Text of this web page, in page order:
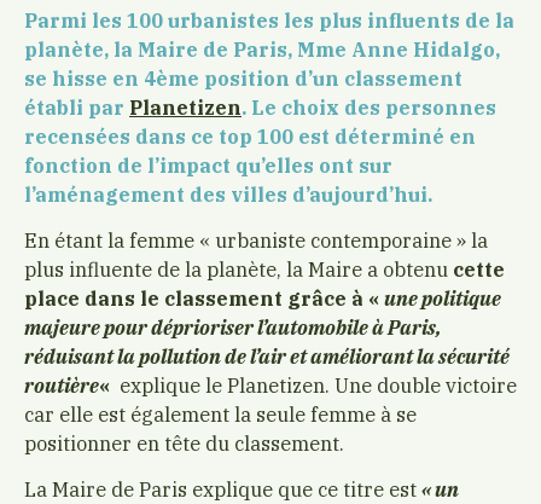
Parmi les 100 urbanistes les plus influents de la
planète, la Maire de Paris, Mme Anne Hidalgo,
se hisse en 4ème position d’un classement
établi par Planetizen. Le choix des personnes
recensées dans ce top 100 est déterminé en
fonction de l’impact qu’elles ont sur
l’aménagement des villes d’aujourd’hui.
En étant la femme « urbaniste contemporaine » la
plus influente de la planète, la Maire a obtenu cette
place dans le classement grâce à « une politique
majeure pour déprioriser l’automobile à Paris,
réduisant la pollution de l’air et améliorant la sécurité
routière« explique le Planetizen. Une double victoire
car elle est également la seule femme à se
positionner en tête du classement.
La Maire de Paris explique que ce titre est« un